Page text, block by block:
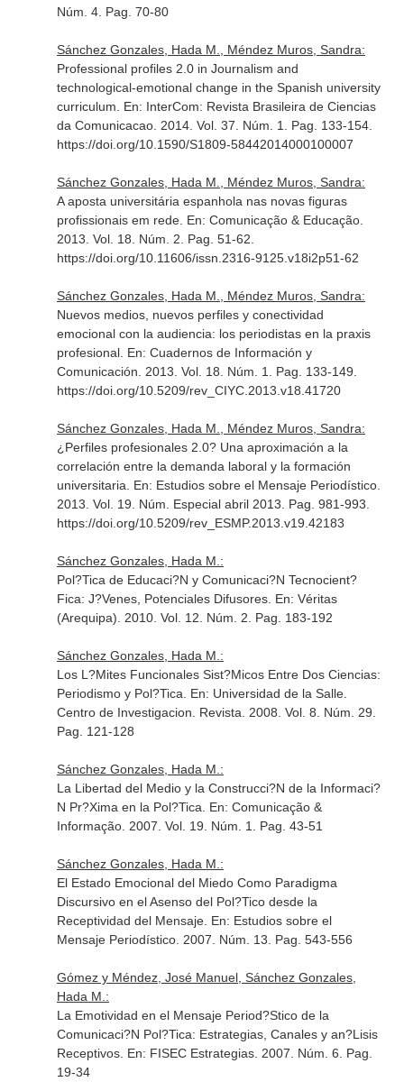
Núm. 4. Pag. 70-80
Sánchez Gonzales, Hada M., Méndez Muros, Sandra:
Professional profiles 2.0 in Journalism and
technological-emotional change in the Spanish university
curriculum. En: InterCom: Revista Brasileira de Ciencias
da Comunicacao. 2014. Vol. 37. Núm. 1. Pag. 133-154.
https://doi.org/10.1590/S1809-58442014000100007
Sánchez Gonzales, Hada M., Méndez Muros, Sandra:
A aposta universitária espanhola nas novas figuras
profissionais em rede. En: Comunicação & Educação.
2013. Vol. 18. Núm. 2. Pag. 51-62.
https://doi.org/10.11606/issn.2316-9125.v18i2p51-62
Sánchez Gonzales, Hada M., Méndez Muros, Sandra:
Nuevos medios, nuevos perfiles y conectividad
emocional con la audiencia: los periodistas en la praxis
profesional. En: Cuadernos de Información y
Comunicación . 2013. Vol. 18. Núm. 1. Pag. 133-149.
https://doi.org/10.5209/rev_CIYC.2013.v18.41720
Sánchez Gonzales, Hada M., Méndez Muros, Sandra:
¿Perfiles profesionales 2.0? Una aproximación a la
correlación entre la demanda laboral y la formación
universitaria. En: Estudios sobre el Mensaje Periodístico.
2013. Vol. 19. Núm. Especial abril 2013. Pag. 981-993.
https://doi.org/10.5209/rev_ESMP.2013.v19.42183
Sánchez Gonzales, Hada M.:
Pol?Tica de Educaci?N y Comunicaci?N Tecnocient?
Fica: J?Venes, Potenciales Difusores. En: Véritas
(Arequipa) . 2010. Vol. 12. Núm. 2. Pag. 183-192
Sánchez Gonzales, Hada M.:
Los L?Mites Funcionales Sist?Micos Entre Dos Ciencias:
Periodismo y Pol?Tica. En: Universidad de la Salle.
Centro de Investigacion. Revista . 2008. Vol. 8. Núm. 29.
Pag. 121-128
Sánchez Gonzales, Hada M.:
La Libertad del Medio y la Construcci?N de la Informaci?
N Pr?Xima en la Pol?Tica. En: Comunicação &
Informação. 2007. Vol. 19. Núm. 1. Pag. 43-51
Sánchez Gonzales, Hada M.:
El Estado Emocional del Miedo Como Paradigma
Discursivo en el Asenso del Pol?Tico desde la
Receptividad del Mensaje. En: Estudios sobre el
Mensaje Periodístico. 2007. Núm. 13. Pag. 543-556
Gómez y Méndez, José Manuel, Sánchez Gonzales,
Hada M.:
La Emotividad en el Mensaje Period?Stico de la
Comunicaci?N Pol?Tica: Estrategias, Canales y an?Lisis
Receptivos. En: FISEC Estrategias. 2007. Núm. 6. Pag.
19-34